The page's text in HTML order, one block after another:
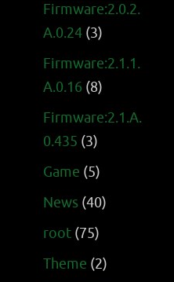
Firmware:2.0.2.
A.0.24 (3)
Firmware:2.1.1.
A.0.16 (8)
Firmware:2.1.A.
0.435 (3)
Game (5)
News (40)
root (75)
Theme (2)